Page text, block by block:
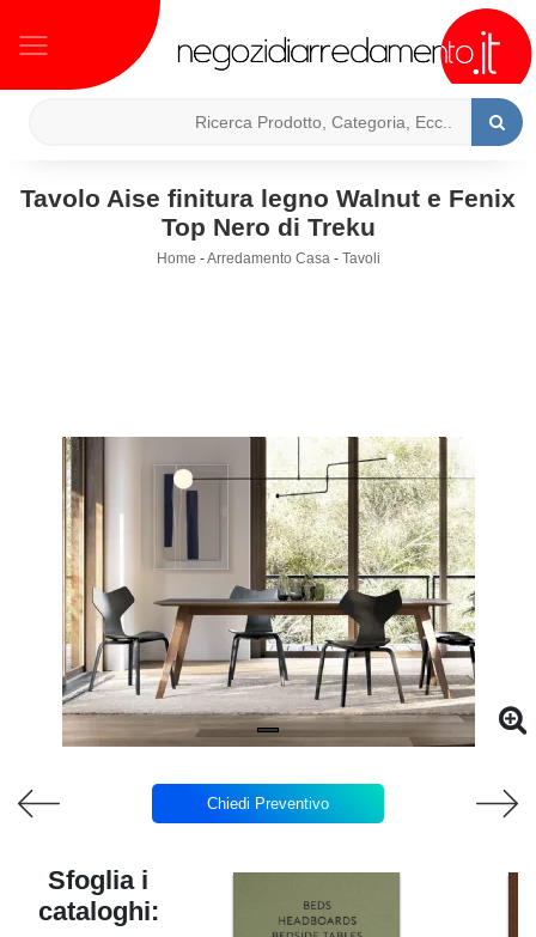
Tavolo Aise finitura legno Walnut e Fenix
Top Nero di Treku
Home -Arredamento Casa- Tavoli
Chiedi Preventivo
Sfoglia i
cataloghi: